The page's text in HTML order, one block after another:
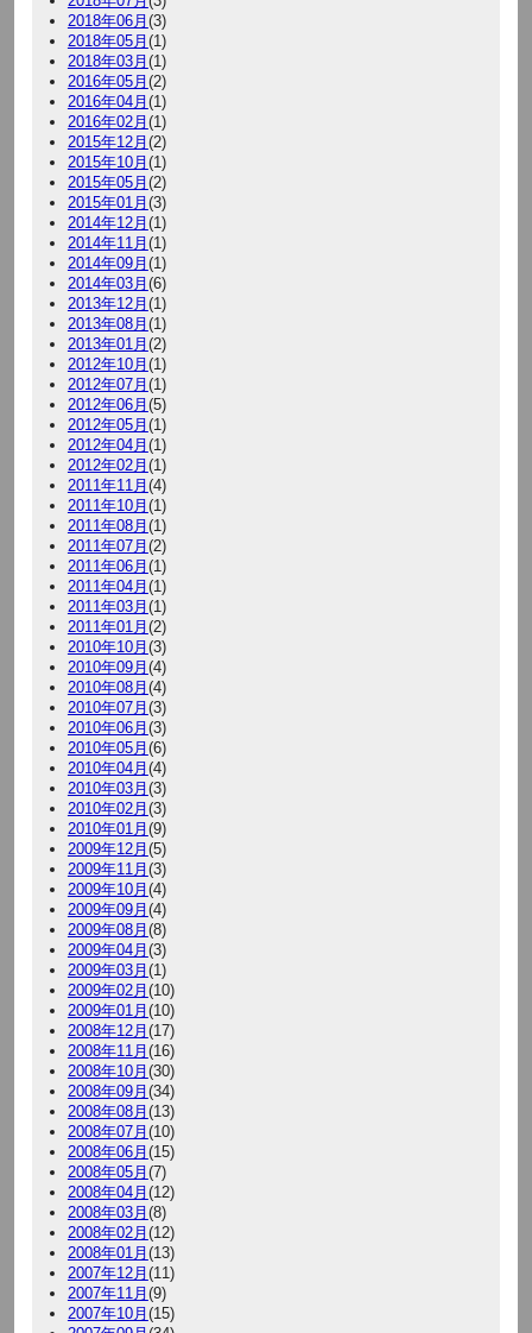
2018年06月(3)
2018年05月(1)
2018年03月(1)
2016年05月(2)
2016年04月(1)
2016年02月(1)
2015年12月(2)
2015年10月(1)
2015年05月(2)
2015年01月(3)
2014年12月(1)
2014年11月(1)
2014年09月(1)
2014年03月(6)
2013年12月(1)
2013年08月(1)
2013年01月(2)
2012年10月(1)
2012年07月(1)
2012年06月(5)
2012年05月(1)
2012年04月(1)
2012年02月(1)
2011年11月(4)
2011年10月(1)
2011年08月(1)
2011年07月(2)
2011年06月(1)
2011年04月(1)
2011年03月(1)
2011年01月(2)
2010年10月(3)
2010年09月(4)
2010年08月(4)
2010年07月(3)
2010年06月(3)
2010年05月(6)
2010年04月(4)
2010年03月(3)
2010年02月(3)
2010年01月(9)
2009年12月(5)
2009年11月(3)
2009年10月(4)
2009年09月(4)
2009年08月(8)
2009年04月(3)
2009年03月(1)
2009年02月(10)
2009年01月(10)
2008年12月(17)
2008年11月(16)
2008年10月(30)
2008年09月(34)
2008年08月(13)
2008年07月(10)
2008年06月(15)
2008年05月(7)
2008年04月(12)
2008年03月(8)
2008年02月(12)
2008年01月(13)
2007年12月(11)
2007年11月(9)
2007年10月(15)